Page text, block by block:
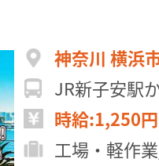
神奈川 横浜
JR新子安駅
時給:1,250
工場・軽作